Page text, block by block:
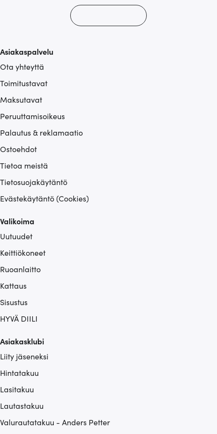
Asiakaspalvelu
Ota yhteyttä
Toimitustavat
Maksutavat
Peruuttamisoikeus
Palautus & reklamaatio
Ostoehdot
Tietoa meistä
Tietosuojakäytäntö
Evästekäytäntö (Cookies)
Valikoima
Uutuudet
Keittiökoneet
Ruoanlaitto
Kattaus
Sisustus
HYVÄ DIILI
Asiakasklubi
Liity jäseneksi
Hintatakuu
Lasitakuu
Lautastakuu
Valurautatakuu - Anders Petter